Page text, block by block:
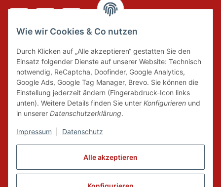
Alle akzeptieren
Wie wir Cookies & Co nutzen
Durch Klicken auf „Alle akzeptieren“ gestatten Sie den
Einsatz folgender Dienste auf unserer Website: Technisch
notwendig, ReCaptcha, Doofinder, Google Analytics,
Google Ads, Google Tag Manager, Brevo. Sie können die
Einstellung jederzeit ändern (Fingerabdruck-Icon links
unten). Weitere Details finden Sie unter Konfigurieren und
in unserer Datenschutzerklärung.
Impressum Datenschutz
Wir tragen Verantwortung und erfüllen unsere
Pflichten zur Systembeteiligung nach dem
Verpackungsgesetz.
FAIRCOMMERCE
Wir sind seit 04.12.2015 Mitglied der Initiative